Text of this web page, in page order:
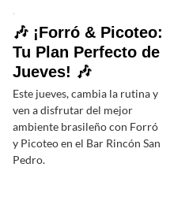
🎶 ¡Forró & Picoteo:
Tu Plan Perfecto de
Jueves! 🎶
Este jueves, cambia la rutina y
ven a disfrutar del mejor
ambiente brasileño con Forró
y Picoteo en el Bar Rincón San
Pedro.